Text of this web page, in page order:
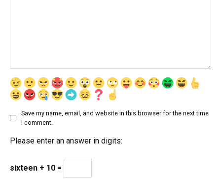
Save my name, email, and website in this browser for the next time
I comment.
Please enter an answer in digits:
sixteen + 10 =